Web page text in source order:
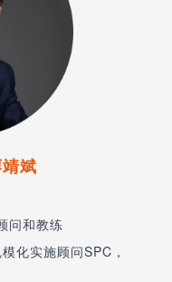
斌
问和教练
化实施顾问SPC，